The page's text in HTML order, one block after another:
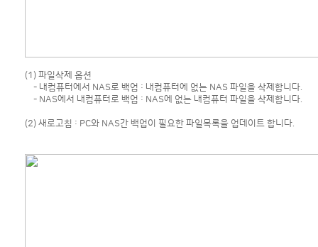
(1) 파일삭제 옵션
- 내컴퓨터에서 NAS로 백업 : 내컴퓨터에 없는 NAS 파일을 삭제합니다.
- NAS에서 내컴퓨터로 백업 : NAS에 없는 내컴퓨터 파일을 삭제합니다.
(2) 새로고침 : PC와 NAS간 백업이 필요한 파일목록을 업데이트 합니다.